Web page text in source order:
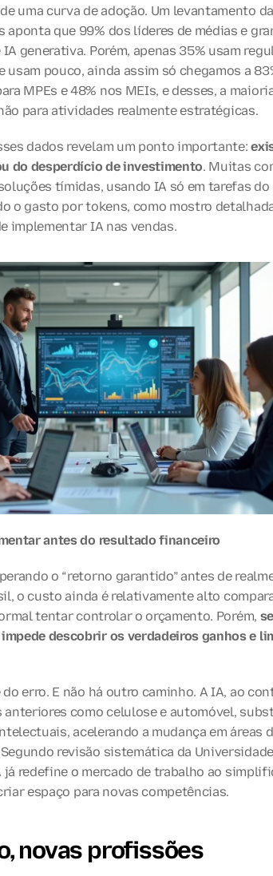
uma curva de adoção. Um levantamento da
aponta que 99% dos líderes de médias e
generativa. Porém, apenas 35% usam
usam pouco, ainda assim só chegamos a
MPEs e 48% nos MEIs, e desses, a
para atividades realmente estratégicas.
dados revelam um ponto importante:
do desperdício de investimento. Muitas
tímidas, usando IA só em tarefas do
o gasto por tokens, como mostro
implementar IA nas vendas.
antes do resultado financeiro
o “retorno garantido” antes de
o custo ainda é relativamente alto
tentar controlar o orçamento. Porém,
descobrir os verdadeiros ganhos e
erro. E não há outro caminho. A IA, ao
como celulose e automóvel,
acelerando a mudança em áreas
revisão sistemática da
já redefine o mercado de trabalho ao
espaço para novas competências.
novas profissões